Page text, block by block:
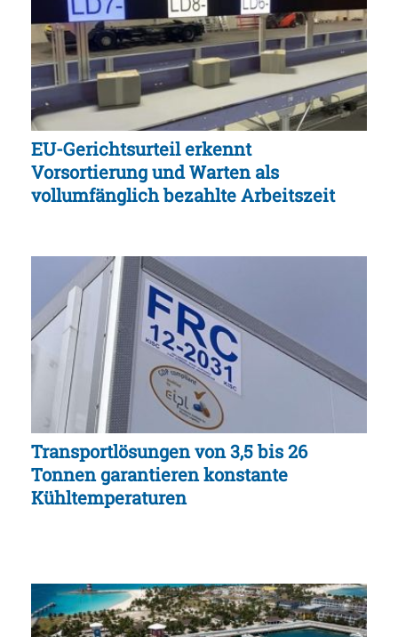
EU-Gerichtsurteil erkennt
Vorsortierung und Warten als
vollumfänglich bezahlte Arbeitszeit
Transportlösungen von 3,5 bis 26
Tonnen garantieren konstante
Kühltemperaturen